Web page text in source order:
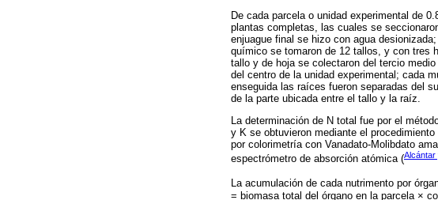
De cada parcela o unidad experimental de
plantas completas, las cuales se
enjuague final se hizo con agua
químico se tomaron de 12 tallos, y con tres
tallo y de hoja se colectaron del tercio
del centro de la unidad experimental; cada
enseguida las raíces fueron separadas del
de la parte ubicada entre el tallo y la raíz.
La determinación de N total fue por el
y K se obtuvieron mediante el
por colorimetría con Vanadato-Molibdato
espectrómetro de absorción atómica (Alcántar
La acumulación de cada nutrimento por
= biomasa total del órgano en la parcela ×